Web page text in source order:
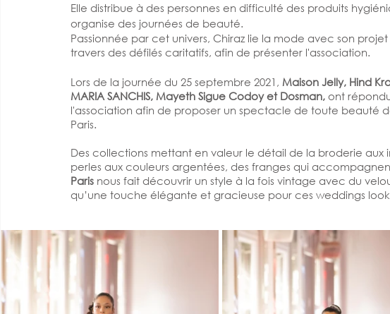
Elle distribue à des personnes en difficulté des produits
organise des journées de beauté.
Passionnée par cet univers, Chiraz lie la mode avec son
travers des défilés caritatifs, afin de présenter l'association.
Lors de la journée du 25 septembre 2021, Maison Jelly, Hind
MARIA SANCHIS, Mayeth Sigue Codoy et Dosman, ont
l'association afin de proposer un spectacle de toute beauté
Paris.
Des collections mettant en valeur le détail de la broderie aux
perles aux couleurs argentées, des franges qui
Paris nous fait découvrir un style à la fois vintage avec du
qu’une touche élégante et gracieuse pour ces weddings